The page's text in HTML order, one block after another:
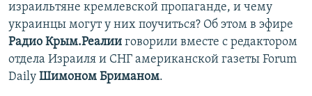
израильтяне кремлевской пропаганде, и чему
украинцы могут у них поучиться? Об этом в эфире
Радио Крым.Реалии говорили вместе с редактором
отдела Израиля и СНГ американской газеты Forum
Daily Шимоном Бриманом.